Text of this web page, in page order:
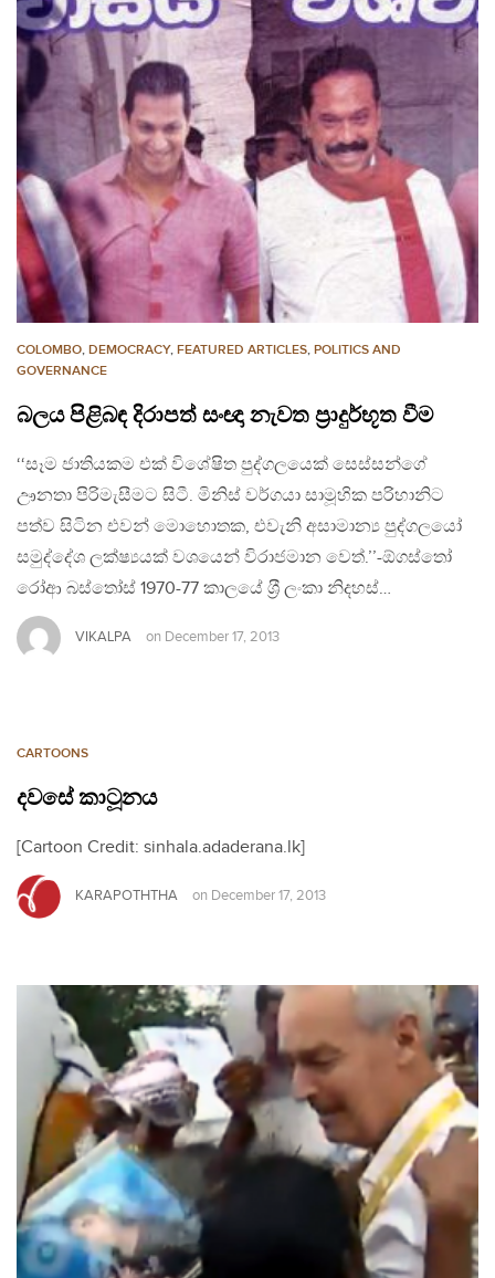
COLOMBO, DEMOCRACY, FEATURED ARTICLES, POLITICS AND
GOVERNANCE
බලය පිළිබඳ දිරාපත් සංඥා නැවත ප‍්‍රාදුර්භූත වීම
‘‘සෑම ජාතියකම එක් විශේෂිත පුද්ගලයෙක් සෙස්සන්ගේ
ඌනතා පිරිමැසීමට සිටී. මිනිස් වර්ගයා සාමූහික පරිහානිට
පත්ව සිටින එවන් මොහොතක, එවැනි අසාමාන්‍ය පුද්ගලයෝ
සමුද්දේශ ලක්ෂ්‍යයක් වශයෙන් විරාජමාන වෙත්.’’-ඕගස්තෝ
රෝආ බස්තෝස් 1970-77 කාලයේ ශ‍්‍රී ලංකා නිදහස්…
VIKALPA on December 17, 2013
CARTOONS
දවසේ කාටූනය
[Cartoon Credit: sinhala.adaderana.lk]
KARAPOTHTHA on December 17, 2013